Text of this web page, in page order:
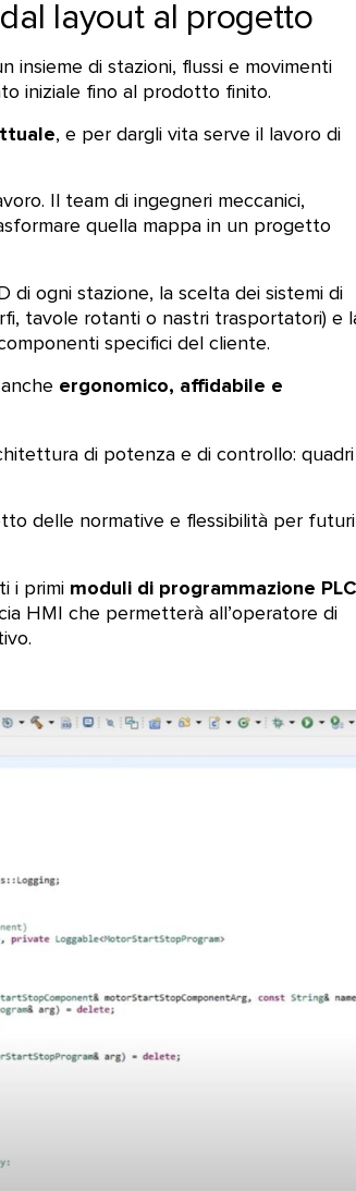
layout al progetto
insieme di stazioni, flussi e movimenti
iniziale fino al prodotto finito.
, e per dargli vita serve il lavoro di
Il team di ingegneri meccanici,
quella mappa in un progetto
di ogni stazione, la scelta dei sistemi di
tavole rotanti o nastri trasportatori) e
specifici del cliente.
ergonomico, affidabile e
di potenza e di controllo: quadri
delle normative e flessibilità per futuri
i primi moduli di programmazione PLC
HMI che permetterà all’operatore di